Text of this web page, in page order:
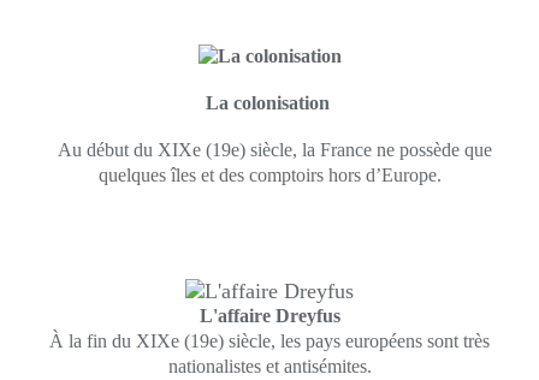
La colonisation
Au début du XIXe (19e) siècle, la France ne possède que
quelques îles et des comptoirs hors d’Europe.
L'affaire Dreyfus
À la fin du XIXe (19e) siècle, les pays européens sont très
nationalistes et antisémites.